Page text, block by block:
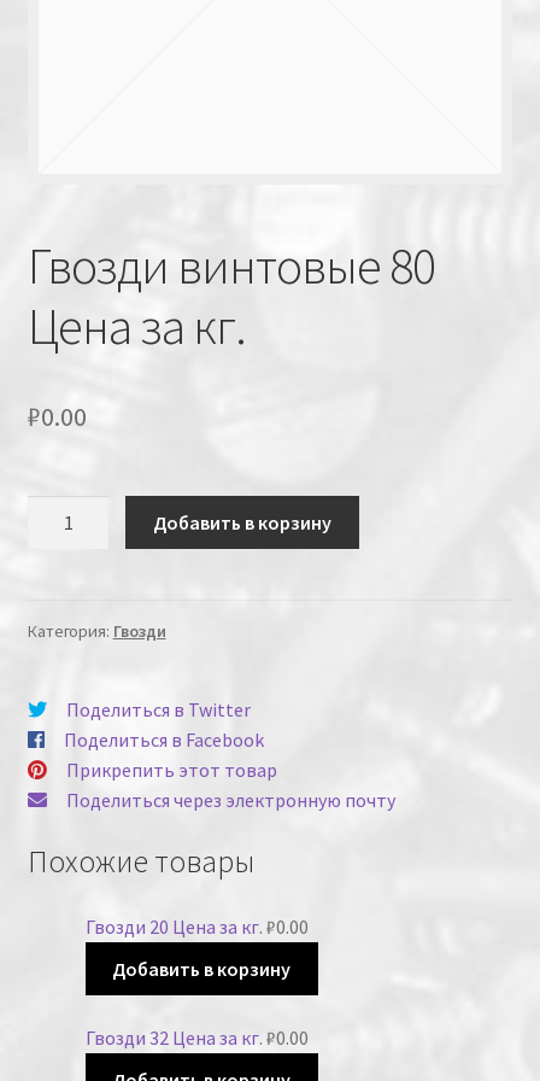
Гвозди винтовые 80
Цена за кг.
₽0.00
Добавить в корзину
Категория: Гвозди
Поделиться в Twitter
Поделиться в Facebook
Прикрепить этот товар
Поделиться через электронную почту
Похожие товары
Гвозди 20 Цена за кг. ₽0.00
Добавить в корзину
Гвозди 32 Цена за кг. ₽0.00